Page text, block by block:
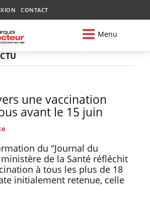
CONTACT
Menu
une vaccination
avant le 15 juin
du "Journal du
de la Santé réfléchit
à tous les plus de 18
initialement retenue, celle